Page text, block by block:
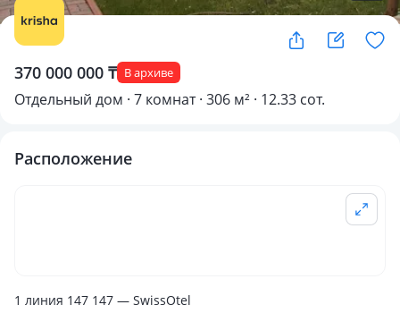
370 000 000 ₸ В архиве
Отдельный дом · 7 комнат · 306 м² · 12.33 сот.
Расположение
1 линия 147 147 — SwissOtel